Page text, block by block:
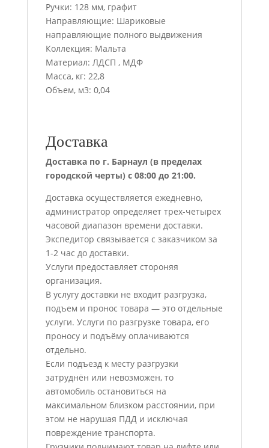
Ручки: 128 мм, графит
Направляющие: Шариковые
направляющие полного выдвижения
Коллекция: Мальта
Материал: ЛДСП , МДФ
Масса, кг: 22,8
Объем, м3: 0,04
Доставка
Доставка по г. Барнаул (в пределах
городской черты) с 08:00 до 21:00.
Доставка осуществляется ежедневно,
администратор определяет трех-четырех
часовой диапазон времени доставки.
Экспедитор связывается с заказчиком за
1-2 час до доставки.
Услуги предоставляет стороняя
организация.
В услугу доставки не входит разгрузка,
подъем и пронос товара — это отдельные
услуги. Услуги по разгрузке товара, его
проносу и подъёму оплачиваются
отдельно.
Если подъезд к месту разгрузки
затруднён или невозможен, то
автомобиль остановиться на
максимальном близком расстоянии, при
этом не нарушая ПДД и исключая
повреждение транспорта.